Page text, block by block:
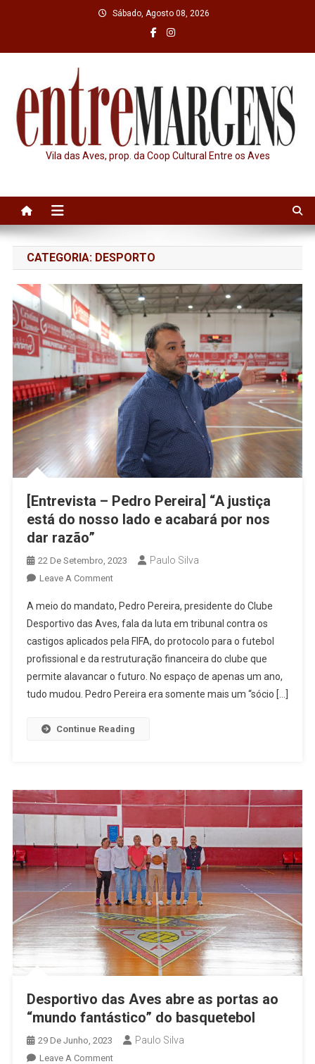
Sábado, Agosto 08, 2026
Vila das Aves, prop. da Coop Cultural Entre os Aves
CATEGORIA: DESPORTO
[Entrevista – Pedro Pereira] “A justiça
está do nosso lado e acabará por nos
dar razão”
22 De Setembro, 2023 Paulo Silva
Leave A CommentOn
–
Pedro
Pereira]
“A
Justiça
Está
Nosso
Por
Nos
Dar
Razão”
A meio do mandato, Pedro Pereira, presidente do Clube
Desportivo das Aves, fala da luta em tribunal contra os
castigos aplicados pela FIFA, do protocolo para o futebol
profissional e da restruturação financeira do clube que
permite alavancar o futuro. No espaço de apenas um ano,
tudo mudou. Pedro Pereira era somente mais um “sócio […]
Continue Reading
Desportivo das Aves abre as portas ao
“mundo fantástico” do basquetebol
29 De Junho, 2023 Paulo Silva
Leave A CommentOn